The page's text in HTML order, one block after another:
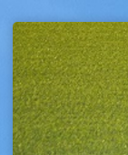
Skip
to
content